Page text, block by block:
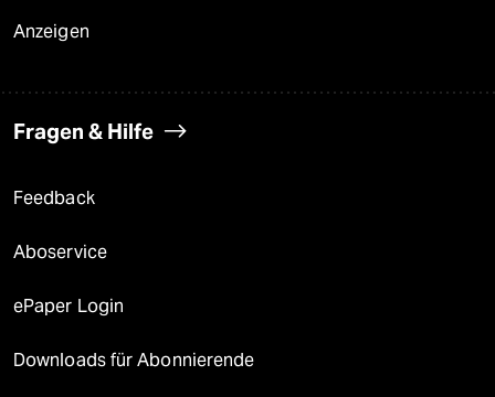
Anzeigen
Fragen & Hilfe
Feedback
Aboservice
ePaper Login
Downloads für Abonnierende